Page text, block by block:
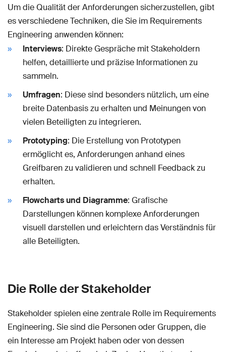
Um die Qualität der Anforderungen sicherzustellen, gibt
es verschiedene Techniken, die Sie im Requirements
Engineering anwenden können:
Interviews: Direkte Gespräche mit Stakeholdern
helfen, detaillierte und präzise Informationen zu
sammeln.
Umfragen: Diese sind besonders nützlich, um eine
breite Datenbasis zu erhalten und Meinungen von
vielen Beteiligten zu integrieren.
Prototyping: Die Erstellung von Prototypen
ermöglicht es, Anforderungen anhand eines
Greifbaren zu validieren und schnell Feedback zu
erhalten.
Flowcharts und Diagramme: Grafische
Darstellungen können komplexe Anforderungen
visuell darstellen und erleichtern das Verständnis für
alle Beteiligten.
Die Rolle der Stakeholder
Stakeholder spielen eine zentrale Rolle im Requirements
Engineering. Sie sind die Personen oder Gruppen, die
ein Interesse am Projekt haben oder von dessen